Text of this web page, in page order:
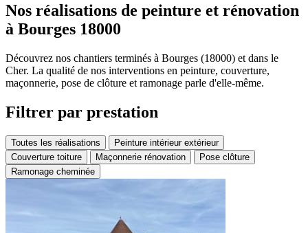
Nos réalisations de peinture et rénovation
à Bourges 18000
Découvrez nos chantiers terminés à Bourges (18000) et dans le
Cher. La qualité de nos interventions en peinture, couverture,
maçonnerie, pose de clôture et ramonage parle d'elle-même.
Filtrer par prestation
Toutes les réalisations
Peinture intérieur extérieur
Couverture toiture
Maçonnerie rénovation
Pose clôture
Ramonage cheminée